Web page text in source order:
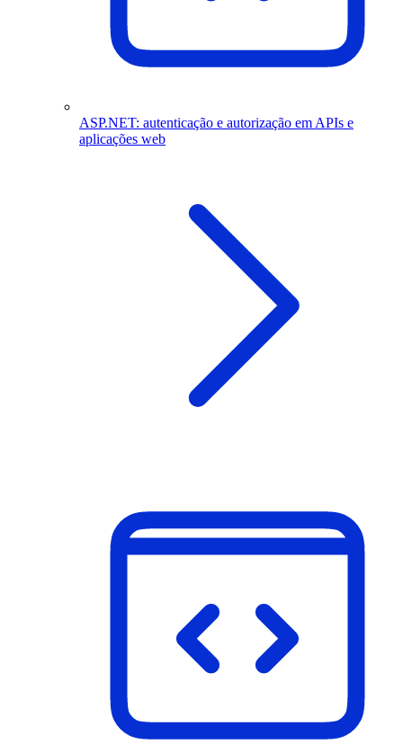
ASP.NET: autenticação e autorização em APIs e
aplicações web